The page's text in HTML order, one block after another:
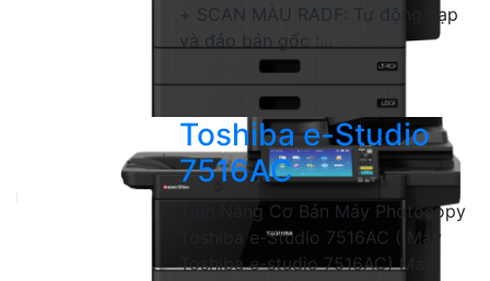
+ SCAN MÀU RADF: Tự động nạp
và đảo bản gốc :...
Toshiba e-Studio
7516AC
Tính Năng Cơ Bản Máy Photocopy
Toshiba e-Studio 7516AC ( Máy
Toshiba e-studio 7516AC) Máy